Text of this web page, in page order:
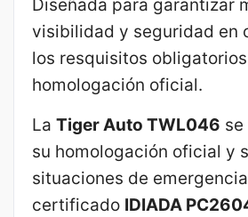
Diseñada para garantizar
visibilidad y seguridad en
los resquisitos
homologación oficial.
La Tiger Auto TWL046
su homologación oficial y
situaciones de
certificado IDIADA